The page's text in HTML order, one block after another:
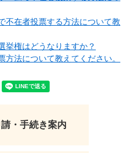
不在者投票する方法について教
挙権はどうなりますか？
方法について教えてください。
・手続き案内